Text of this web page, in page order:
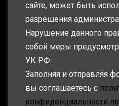
сайте, может быть
разрешения
Нарушение данного
собой меры
УК РФ.
Заполняя и отправляя
вы соглашаетесь с
конфиденциальности